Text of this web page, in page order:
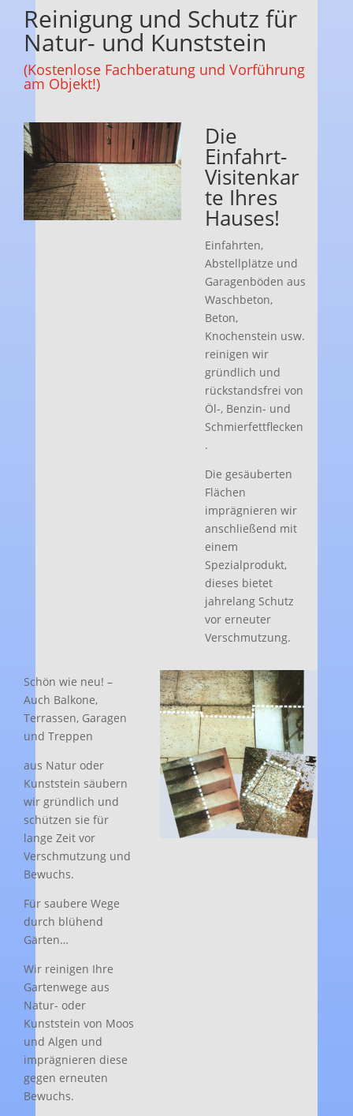
Reinigung und Schutz für
Natur- und Kunststein
(Kostenlose Fachberatung und Vorführung
am Objekt!)
Die
Einfahrt-
Visitenkar
te Ihres
Hauses!
Einfahrten,
Abstellplätze und
Garagenböden aus
Waschbeton,
Beton,
Knochenstein usw.
reinigen wir
gründlich und
rückstandsfrei von
Öl-, Benzin- und
Schmierfettflecken
.
Die gesäuberten
Flächen
imprägnieren wir
anschließend mit
einem
Spezialprodukt,
dieses bietet
jahrelang Schutz
vor erneuter
Verschmutzung.
Schön wie neu! –
Auch Balkone,
Terrassen, Garagen
und Treppen
aus Natur oder
Kunststein säubern
wir gründlich und
schützen sie für
lange Zeit vor
Verschmutzung und
Bewuchs.
Für saubere Wege
durch blühend
Gärten…
Wir reinigen Ihre
Gartenwege aus
Natur- oder
Kunststein von Moos
und Algen und
imprägnieren diese
gegen erneuten
Bewuchs.